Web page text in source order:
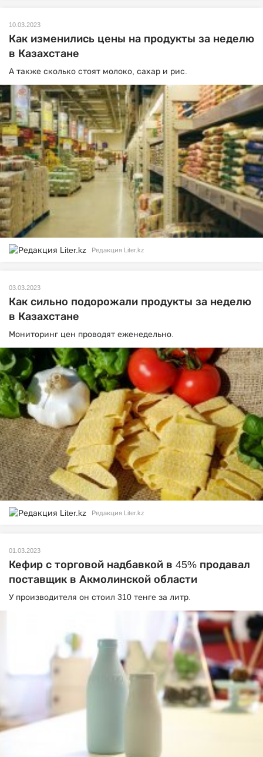
10.03.2023
Как изменились цены на продукты за неделю
в Казахстане
А также сколько стоят молоко, сахар и рис.
Редакция Liter.kz
03.03.2023
Как сильно подорожали продукты за неделю
в Казахстане
Мониторинг цен проводят еженедельно.
Редакция Liter.kz
01.03.2023
Кефир с торговой надбавкой в 45% продавал
поставщик в Акмолинской области
У производителя он стоил 310 тенге за литр.